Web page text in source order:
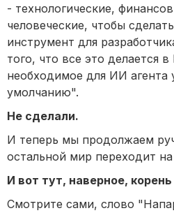
- технологические,
человеческие, чтобы
инструмент для
того, что все это делается в
необходимое для ИИ агента
умолчанию".
Не сделали.
И теперь мы продолжаем
остальной мир переходит
И вот тут, наверное,
Смотрите сами, слово